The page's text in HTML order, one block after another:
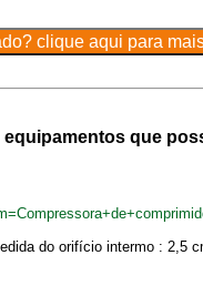
que
do orifício intermo : 2,5